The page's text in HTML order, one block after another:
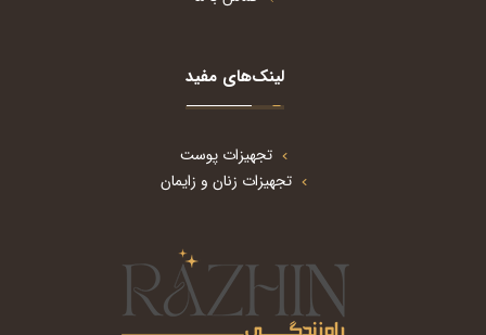
لینک‌های مفید
تجهیزات پوست
تجهیزات زنان و زایمان